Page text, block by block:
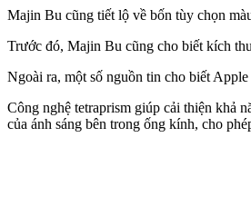
Majin Bu cũng tiết lộ về bốn tùy chọn
Trước đó, Majin Bu cũng cho biết kích
Ngoài ra, một số nguồn tin cho biết
Công nghệ tetraprism giúp cải thiện khả
của ánh sáng bên trong ống kính, cho